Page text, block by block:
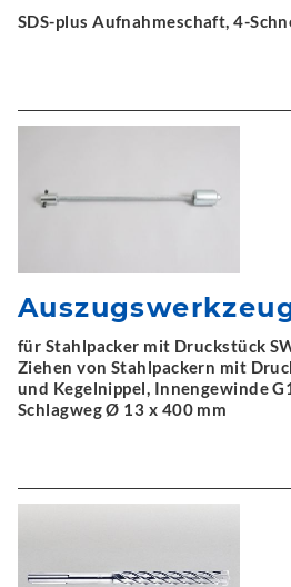
SDS-plus Aufnahmeschaft, 4-
für Stahlpacker mit Druckstück
Ziehen von Stahlpackern mit
und Kegelnippel, Innengewinde
Schlagweg Ø 13 x 400 mm